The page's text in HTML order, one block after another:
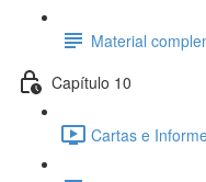
Material
Capítulo 10
Cartas e